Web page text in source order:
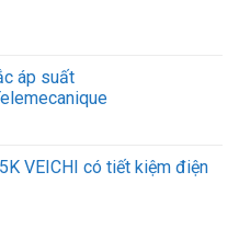
áp suất
VEICHI có tiết kiệm điện